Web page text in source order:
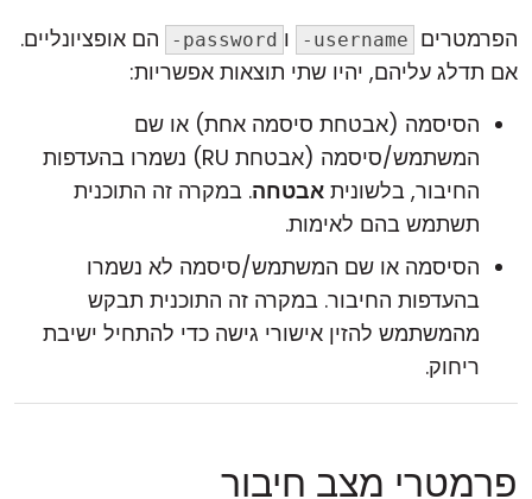
הפרמטרים -username ו -password
הם אופציונליים.
אם תדלג עליהם, יהיו שתי תוצאות אפשריות:
הסיסמה (אבטחת סיסמה אחת) או שם
המשתמש/סיסמה (אבטחת RU) נשמרו בהעדפות
החיבור, בלשונית אבטחה. במקרה זה התוכנית
תשתמש בהם לאימות.
הסיסמה או שם המשתמש/סיסמה לא נשמרו
בהעדפות החיבור. במקרה זה התוכנית תבקש
מהמשתמש להזין אישורי גישה כדי להתחיל ישיבת
ריחוק.
פרמטרי מצב חיבור